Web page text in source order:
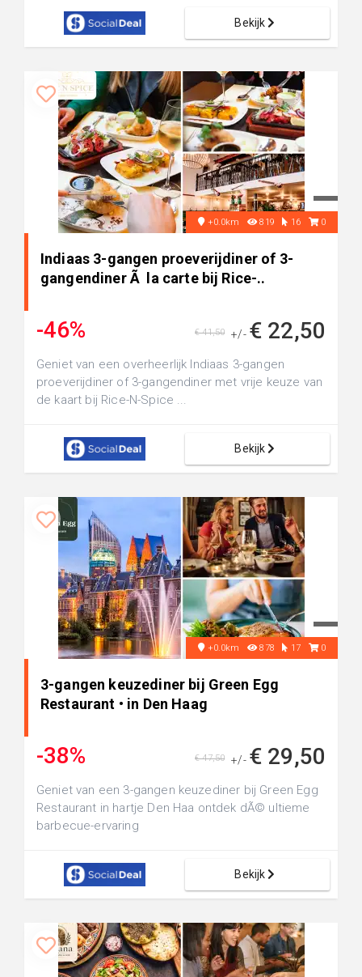
Bekijk
+0.0km 819 16 0
Indiaas 3-gangen proeverijdiner of 3-
gangendiner Ã la carte bij Rice-..
-46% +/- € 22,50
€ 41,50
Geniet van een overheerlijk Indiaas 3-gangen
proeverijdiner of 3-gangendiner met vrije keuze van
de kaart bij Rice-N-Spice ...
Bekijk
+0.0km 878 17 0
3-gangen keuzediner bij Green Egg
Restaurant • in Den Haag
-38% +/- € 29,50
€ 47,50
Geniet van een 3-gangen keuzediner bij Green Egg
Restaurant in hartje Den Haa ontdek dÃ© ultieme
barbecue-ervaring
Bekijk